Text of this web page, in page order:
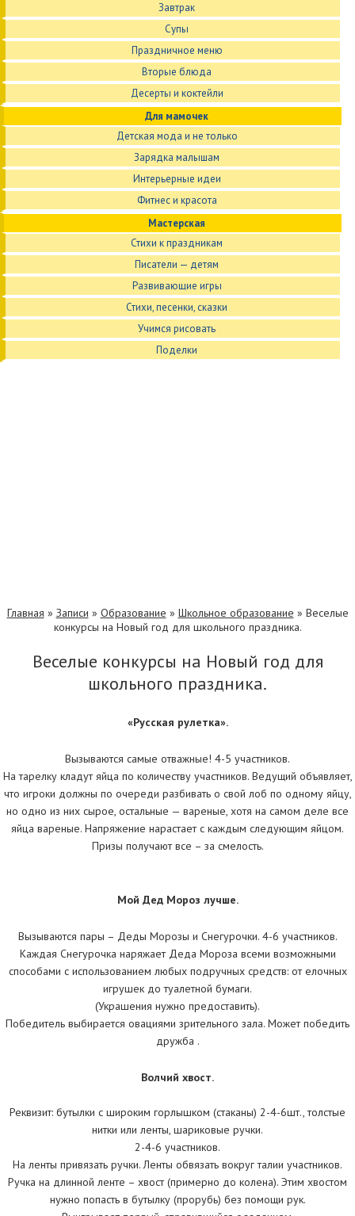
Завтрак
Супы
Праздничное меню
Вторые блюда
Десерты и коктейли
Для мамочек
Детская мода и не только
Зарядка малышам
Интерьерные идеи
Фитнес и красота
Мастерская
Стихи к праздникам
Писатели — детям
Развивающие игры
Стихи, песенки, сказки
Учимся рисовать
Поделки
Главная » Записи » Образование » Школьное образование » Веселые
конкурсы на Новый год для школьного праздника.
Веселые конкурсы на Новый год для
школьного праздника.
«Русская рулетка».
Вызываются самые отважные! 4-5 участников.
На тарелку кладут яйца по количеству участников. Ведущий объявляет,
что игроки должны по очереди разбивать о свой лоб по одному яйцу,
но одно из них сырое, остальные — вареные, хотя на самом деле все
яйца вареные. Напряжение нарастает с каждым следующим яйцом.
Призы получают все – за смелость.
Мой Дед Мороз лучше.
Вызываются пары – Деды Морозы и Снегурочки. 4-6 участников.
Каждая Снегурочка наряжает Деда Мороза всеми возможными
способами с использованием любых подручных средств: от елочных
игрушек до туалетной бумаги.
(Украшения нужно предоставить).
Победитель выбирается овациями зрительного зала. Может победить
дружба .
Волчий хвост.
Реквизит: бутылки с широким горлышком (стаканы) 2-4-6шт., толстые
нитки или ленты, шариковые ручки.
2-4-6 участников.
На ленты привязать ручки. Ленты обвязать вокруг талии участников.
Ручка на длинной ленте – хвост (примерно до колена). Этим хвостом
нужно попасть в бутылку (прорубь) без помощи рук.